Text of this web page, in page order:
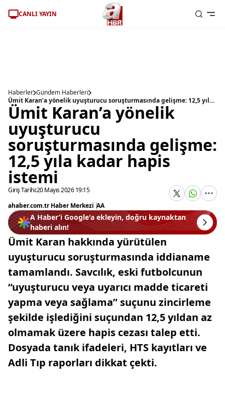
CANLI YAYIN
Haberler Gündem Haberleri
Ümit Karan’a yönelik uyuşturucu soruşturmasında gelişme: 12,5 yıla kadar hapis istemi
Ümit Karan’a yönelik
uyuşturucu
soruşturmasında gelişme:
12,5 yıla kadar hapis
istemi
Giriş Tarihi:20 Mayıs 2026 19:15
ahaber.com.tr Haber Merkezi |AA
A Haber’i Google'a ekleyin, doğru kaynaktan
haberi alın!
Ümit Karan hakkında yürütülen
uyuşturucu soruşturmasında iddianame
tamamlandı. Savcılık, eski futbolcunun
“uyuşturucu veya uyarıcı madde ticareti
yapma veya sağlama” suçunu zincirleme
şekilde işlediğini suçundan 12,5 yıldan az
olmamak üzere hapis cezası talep etti.
Dosyada tanık ifadeleri, HTS kayıtları ve
Adli Tıp raporları dikkat çekti.